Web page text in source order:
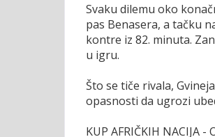
Svaku dilemu oko
pas Benasera, a tačku
kontre iz 82. minuta.
u igru.
Što se tiče rivala,
opasnosti da ugrozi
KUP AFRIČKIH NACIJA -